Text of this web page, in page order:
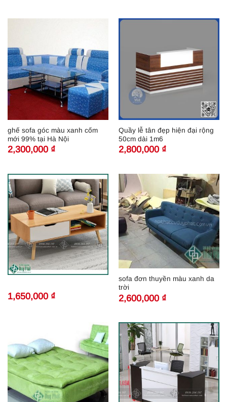
ghế sofa góc màu xanh cốm
mới 99% tại Hà Nội
2,300,000 ₫
Quầy lễ tân đẹp hiện đại rộng
50cm dài 1m6
2,800,000 ₫
1,650,000 ₫
sofa đơn thuyền màu xanh da
trời
2,600,000 ₫